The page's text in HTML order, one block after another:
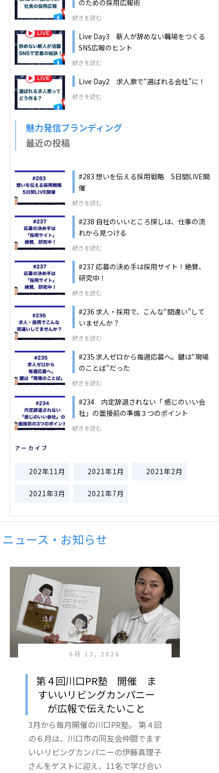
のための採用広報術
続きを読む
Live Day3 新人が辞めない職場をつくる
SNS広報のヒント
続きを読む
Live Day2 求人票で“選ばれる会社”に！
続きを読む
魅力発信ブランディング
最近の投稿
#283 想いを伝える採用戦略 5日間LIVE開
催
続きを読む
#238 自社のいいところ探しは、仕事の流
れから見つける
続きを読む
#237 応募の決め手は採用サイト！絶賛、
研究中！
続きを読む
#236 求人・採用で、こんな“間違い”して
いませんか？
続きを読む
#235 求人ゼロから毎週応募へ。鍵は“現場
のことば”だった
続きを読む
#234 内定辞退されない「 感じのいい会
社」の面接前の準備３つのポイント
続きを読む
アーカイブ
202年11月 2021年1月 2021年2月
2021年3月 2021年7月
ニュース・お知らせ
6月 13, 2026
第４回川口PR塾 開催 ま
すいいリビングカンパニー
が広報で伝えたいこと
3月から毎月開催の川口PR塾。 第４回
の６月は、川口市の同友会仲間でます
いいリビングカンパニーの伊藤真理子
さんをゲストに迎え、11名で学び合い